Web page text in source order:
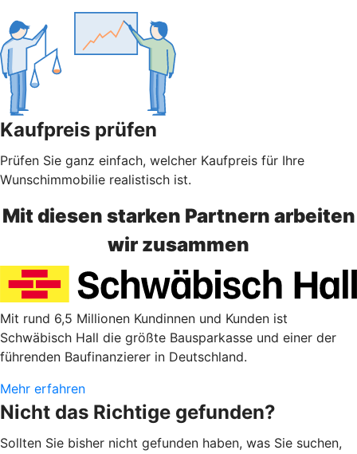
Kaufpreis prüfen
Prüfen Sie ganz einfach, welcher Kaufpreis für Ihre
Wunschimmobilie realistisch ist.
Mit diesen starken Partnern arbeiten
wir zusammen
Mit rund 6,5 Millionen Kundinnen und Kunden ist
Schwäbisch Hall die größte Bausparkasse und einer der
führenden Baufinanzierer in Deutschland.
Mehr erfahren
Nicht das Richtige gefunden?
Sollten Sie bisher nicht gefunden haben, was Sie suchen,